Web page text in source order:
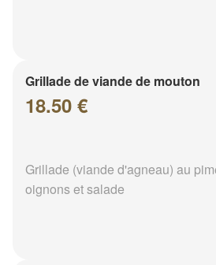
Grillade de viande de mouton
18.50 €
Grillade (viande d'agneau) au
oignons et salade